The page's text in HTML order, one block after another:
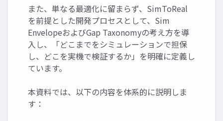
また、単なる最適化に留まらず、SimToReal
を前提とした開発プロセスとして、Sim
EnvelopeおよびGap Taxonomyの考え方を導
入し、「どこまでをシミュレーションで担保
し、どこを実機で検証するか」を明確に定義し
ています。
本資料では、以下の内容を体系的に説明しま
す：